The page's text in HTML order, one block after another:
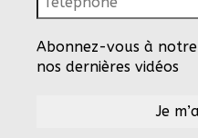
Abonnez-vous à
nos dernières vidéos